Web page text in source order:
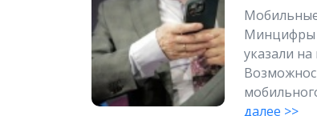
Минцифры
указали
далее >>